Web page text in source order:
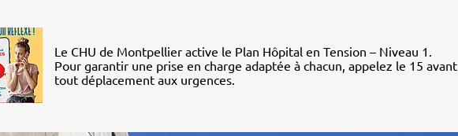
Le CHU de Montpellier active le Plan Hôpital en Tension – Niveau 1.
Pour garantir une prise en charge adaptée à chacun, appelez le 15 avant
tout déplacement aux urgences.